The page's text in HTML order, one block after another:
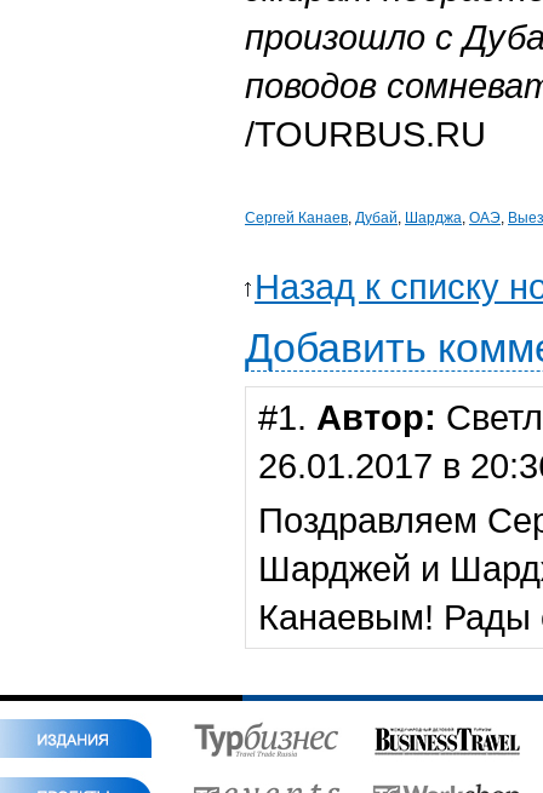
произошло с
поводов
/TOURBUS.RU
Сергей Канаев, Дубай, Шарджа, ОАЭ,
Назад к списку
Добавить
#1. Автор:
26.01.2017 в
Поздравляем
Шарджей и
Канаевым! Рады